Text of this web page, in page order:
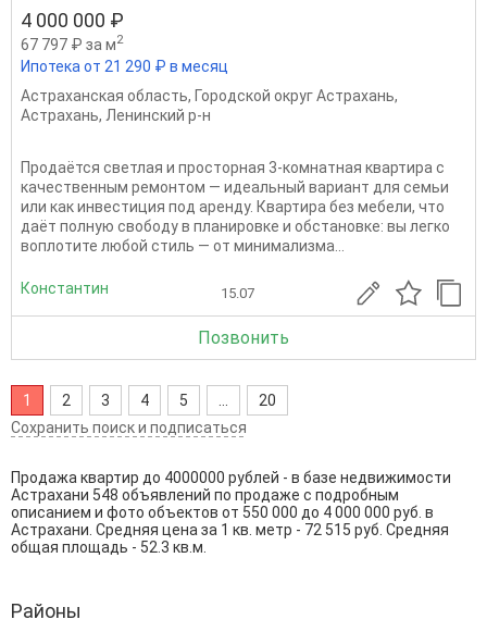
4 000 000 ₽
67 797 ₽ за м2
Ипотека от 21 290 ₽ в месяц
Астраханская область, Городской округ Астрахань,
Астрахань, Ленинский р-н
Продаётся светлая и просторная 3‑комнатная квартира с
качественным ремонтом — идеальный вариант для семьи
или как инвестиция под аренду. Квартира без мебели, что
даёт полную свободу в планировке и обстановке: вы легко
воплотите любой стиль — от минимализма...
Константин 15.07
Позвонить
1 2 3 4 5
20
Сохранить поиск и подписаться
Продажа квартир до 4000000 рублей - в базе недвижимости
Астрахани 548 объявлений по продаже с подробным
описанием и фото объектов от 550 000 до 4 000 000 руб. в
Астрахани. Средняя цена за 1 кв. метр - 72 515 руб. Средняя
общая площадь - 52.3 кв.м.
Районы